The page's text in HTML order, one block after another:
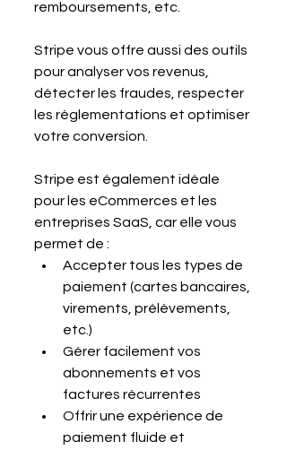
remboursements, etc.
Stripe vous offre aussi des outils
pour analyser vos revenus,
détecter les fraudes, respecter
les réglementations et optimiser
votre conversion.
Stripe est également idéale
pour les eCommerces et les
entreprises SaaS, car elle vous
permet de :
Accepter tous les types de
paiement (cartes bancaires,
virements, prélèvements,
etc.)
Gérer facilement vos
abonnements et vos
factures récurrentes
Offrir une expérience de
paiement fluide et